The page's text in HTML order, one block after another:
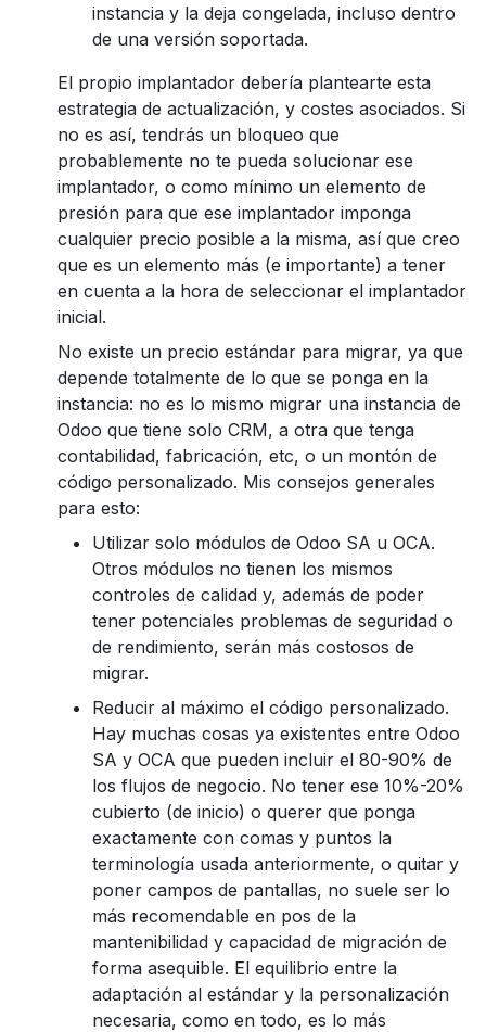
instancia y la deja congelada, incluso dentro
de una versión soportada.
El propio implantador debería plantearte esta
estrategia de actualización, y costes asociados. Si
no es así, tendrás un bloqueo que
probablemente no te pueda solucionar ese
implantador, o como mínimo un elemento de
presión para que ese implantador imponga
cualquier precio posible a la misma, así que creo
que es un elemento más (e importante) a tener
en cuenta a la hora de seleccionar el implantador
inicial.
No existe un precio estándar para migrar, ya que
depende totalmente de lo que se ponga en la
instancia: no es lo mismo migrar una instancia de
Odoo que tiene solo CRM, a otra que tenga
contabilidad, fabricación, etc, o un montón de
código personalizado. Mis consejos generales
para esto:
Utilizar solo módulos de Odoo SA u OCA.
Otros módulos no tienen los mismos
controles de calidad y, además de poder
tener potenciales problemas de seguridad o
de rendimiento, serán más costosos de
migrar.
Reducir al máximo el código personalizado.
Hay muchas cosas ya existentes entre Odoo
SA y OCA que pueden incluir el 80-90% de
los flujos de negocio. No tener ese 10%-20%
cubierto (de inicio) o querer que ponga
exactamente con comas y puntos la
terminología usada anteriormente, o quitar y
poner campos de pantallas, no suele ser lo
más recomendable en pos de la
mantenibilidad y capacidad de migración de
forma asequible. El equilibrio entre la
adaptación al estándar y la personalización
necesaria, como en todo, es lo más